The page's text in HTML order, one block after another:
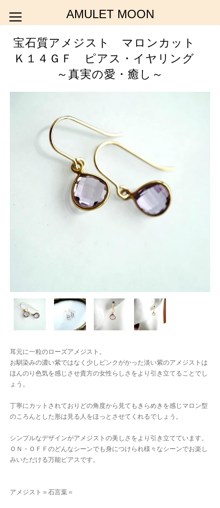
AMULET MOON
宝石質アメジスト マロンカット
Ｋ１４ＧＦ ピアス・イヤリング
～真実の愛・癒し～
耳元に一粒のローズアメジスト。
お馴染みの濃い紫ではなく少しピンクがかった淡い紫のアメジストは
ほんのり色気を感じさせ貴方の女性らしさをより引き立てることでし
ょう。
丁寧にカットされておりどの角度から見てもきらめきを感じマロン型
のころんとした形は見る人をほっとさせてくれるでしょう。
シンプルなデザインがアメジストの美しさをより引き立てています。
ＯＮ・ＯＦＦのどんなシーンでも身につけられ様々なシーンでお楽し
みいただける万能ピアスです。
アメジスト＝石言葉＝